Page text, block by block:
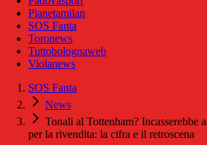
Pianetamilan
SOS Fanta
Toronews
Tuttobolognaweb
Violanews
SOS Fanta
News
Tonali al Tottenham? Incasserebbe
per la rivendita: la cifra e il retroscena